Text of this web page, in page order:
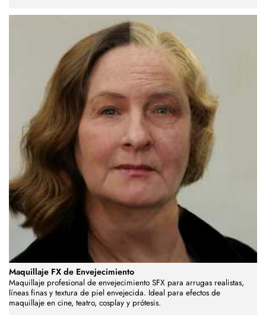
Maquillaje FX de Envejecimiento
Maquillaje profesional de envejecimiento SFX para arrugas realistas,
líneas finas y textura de piel envejecida. Ideal para efectos de
maquillaje en cine, teatro, cosplay y prótesis.